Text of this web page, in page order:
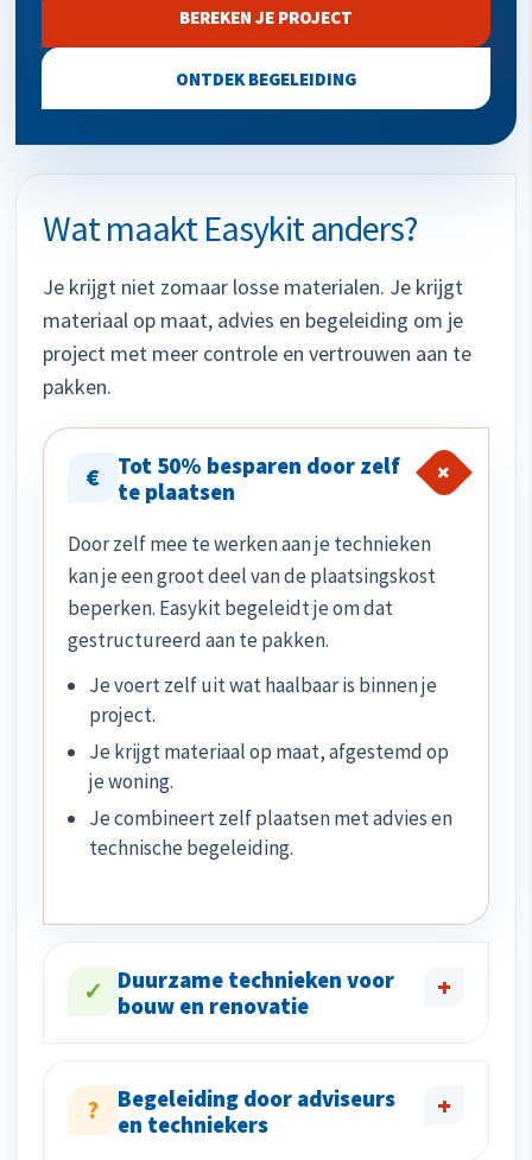
BEREKEN JE PROJECT
ONTDEK BEGELEIDING
Wat maakt Easykit anders?
Je krijgt niet zomaar losse materialen. Je krijgt
materiaal op maat, advies en begeleiding om je
project met meer controle en vertrouwen aan te
pakken.
€
Tot 50% besparen door zelf
te plaatsen
+
Door zelf mee te werken aan je technieken
kan je een groot deel van de plaatsingskost
beperken. Easykit begeleidt je om dat
gestructureerd aan te pakken.
Je voert zelf uit wat haalbaar is binnen je
project.
Je krijgt materiaal op maat, afgestemd op
je woning.
Je combineert zelf plaatsen met advies en
technische begeleiding.
✓
Duurzame technieken voor
bouw en renovatie
+
?
Begeleiding door adviseurs
en techniekers
+